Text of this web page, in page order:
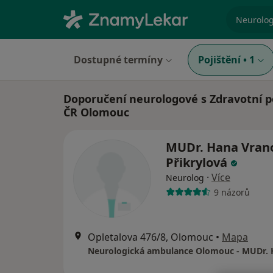
Dostupné termíny Pojištění • 1
Doporučení neurologové s Zdravotní
ČR Olomouc
MUDr. Hana
Přikrylová
Neurolog · Více
9 názorů
Opletalova 476/8, Olomouc • Mapa